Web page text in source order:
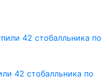
42 стобалльника по